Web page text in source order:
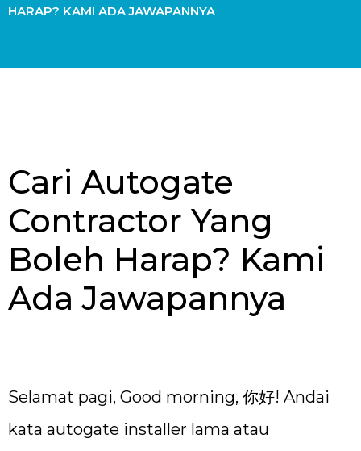
HARAP? KAMI ADA JAWAPANNYA
Cari Autogate
Contractor Yang
Boleh Harap? Kami
Ada Jawapannya
Selamat pagi, Good morning, 你好! Andai
kata autogate installer lama atau